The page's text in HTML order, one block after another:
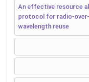
An effective resource
protocol for radio-
wavelength reuse